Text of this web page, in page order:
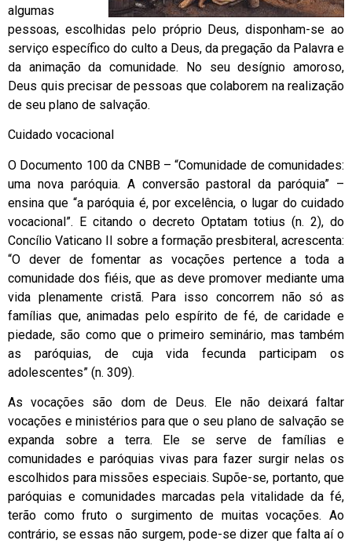
algumas
pessoas, escolhidas pelo próprio Deus, disponham-se ao
serviço específico do culto a Deus, da pregação da Palavra e
da animação da comunidade. No seu desígnio amoroso,
Deus quis precisar de pessoas que colaborem na realização
de seu plano de salvação.
Cuidado vocacional
O Documento 100 da CNBB – “Comunidade de comunidades:
uma nova paróquia. A conversão pastoral da paróquia” –
ensina que “a paróquia é, por excelência, o lugar do cuidado
vocacional”. E citando o decreto Optatam totius (n. 2), do
Concílio Vaticano II sobre a formação presbiteral, acrescenta:
“O dever de fomentar as vocações pertence a toda a
comunidade dos fiéis, que as deve promover mediante uma
vida plenamente cristã. Para isso concorrem não só as
famílias que, animadas pelo espírito de fé, de caridade e
piedade, são como que o primeiro seminário, mas também
as paróquias, de cuja vida fecunda participam os
adolescentes” (n. 309).
As vocações são dom de Deus. Ele não deixará faltar
vocações e ministérios para que o seu plano de salvação se
expanda sobre a terra. Ele se serve de famílias e
comunidades e paróquias vivas para fazer surgir nelas os
escolhidos para missões especiais. Supõe-se, portanto, que
paróquias e comunidades marcadas pela vitalidade da fé,
terão como fruto o surgimento de muitas vocações. Ao
contrário, se essas não surgem, pode-se dizer que falta aí o